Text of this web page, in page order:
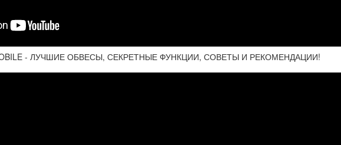
- ЛУЧШИЕ ОБВЕСЫ, СЕКРЕТНЫЕ ФУНКЦИИ, СОВЕТЫ И РЕКОМЕНДАЦИИ!